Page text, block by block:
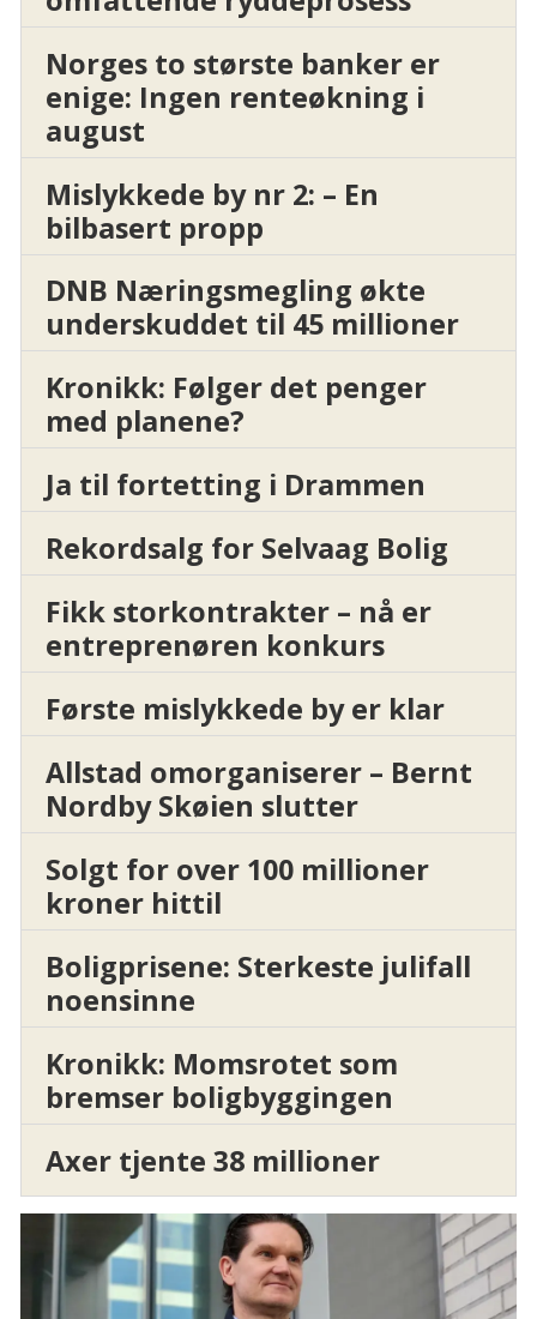
Norges to største banker er
enige: Ingen renteøkning i
august
Mislykkede by nr 2: – En
bilbasert propp
DNB Næringsmegling økte
underskuddet til 45 millioner
Kronikk: Følger det penger
med planene?
Ja til fortetting i Drammen
Rekordsalg for Selvaag Bolig
Fikk storkontrakter – nå er
entreprenøren konkurs
Første mislykkede by er klar
Allstad omorganiserer – Bernt
Nordby Skøien slutter
Solgt for over 100 millioner
kroner hittil
Boligprisene: Sterkeste julifall
noensinne
Kronikk: Momsrotet som
bremser boligbyggingen
Axer tjente 38 millioner